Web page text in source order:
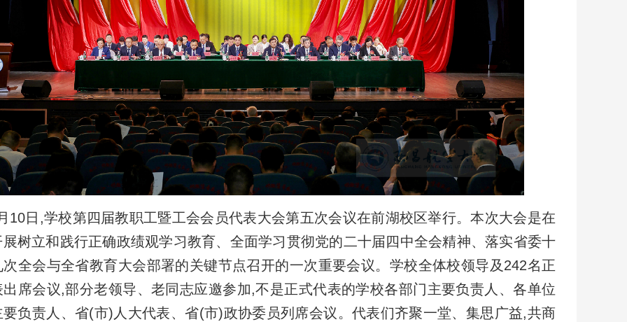
10日,学校第四届教职工暨工会会员代表大会第五次会议在前湖校区举行。本次大会是在
树立和践行正确政绩观学习教育、全面学习贯彻党的二十届四中全会精神、落实省委十
次全会与全省教育大会部署的关键节点召开的一次重要会议。学校全体校领导及242名正
出席会议,部分老领导、老同志应邀参加,不是正式代表的学校各部门主要负责人、各单位
要负责人、省(市)人大代表、省(市)政协委员列席会议。代表们齐聚一堂、集思广益,共商